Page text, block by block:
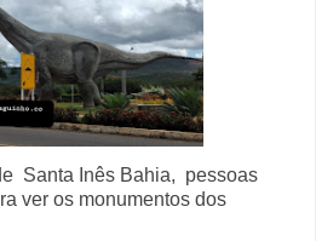
Santa Inês Bahia, pessoas
ver os monumentos dos